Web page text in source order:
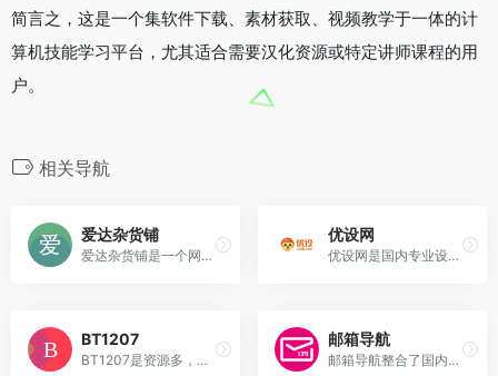
简言之，这是一个集软件下载、素材获取、视频教学于一体的计
算机技能学习平台，尤其适合需要汉化资源或特定讲师课程的用
户。
相关导航
爱达杂货铺
爱达杂货铺是一个网络资源导...
优设网
优设网是国内专业设计师平台，提供UI、平面等多领域教程与行业趋势，以原创内容和实用工具助力设计师技能提升，拥有千万粉丝社区，是追踪设计前沿的重要资源平台。
BT1207
BT1207是资源多，更新快的磁力链接搜索引擎，有几千万的影视音乐、软件、电子书等BT种子资源
邮箱导航
邮箱导航整合了国内主流邮箱...